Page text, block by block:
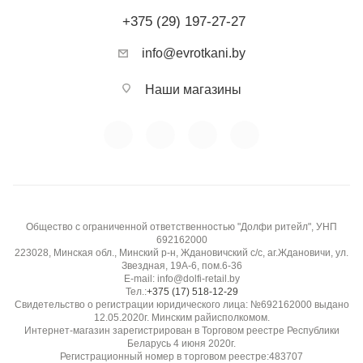
+375 (29) 197-27-27
info@evrotkani.by
Наши магазины
Общество с ограниченной ответственностью "Долфи ритейл", УНП
692162000
223028, Минская обл., Минский р-н, Ждановичский с/с, аг.Ждановичи, ул.
Звездная, 19А-6, пом.6-36
E-mail: info@dolfi-retail.by
Тел.:+375 (17) 518-12-29
Свидетельство о регистрации юридического лица: №692162000 выдано
12.05.2020г. Минским райисполкомом.
Интернет-магазин зарегистрирован в Торговом реестре Республики
Беларусь 4 июня 2020г.
Регистрационный номер в торговом реестре:483707